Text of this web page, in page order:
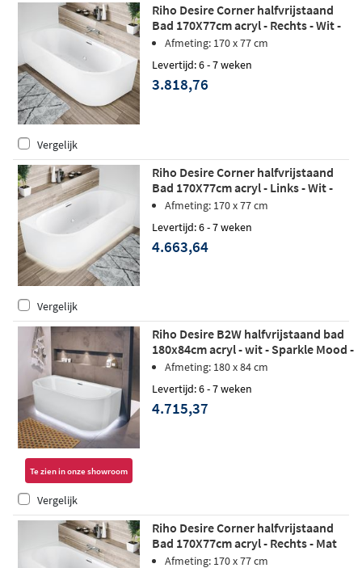
Riho Desire Corner halfvrijstaand
Bad 170X77cm acryl - Rechts - Wit -
Sparkle Mood
Afmeting: 170 x 77 cm
Levertijd: 6 - 7 weken
3.818,76
Vergelijk
Riho Desire Corner halfvrijstaand
Bad 170X77cm acryl - Links - Wit -
Sparkle Mood - Fall - LED verlichtingg
Afmeting: 170 x 77 cm
Levertijd: 6 - 7 weken
4.663,64
Vergelijk
Te zien in onze showroom
Riho Desire B2W halfvrijstaand bad
180x84cm acryl - wit - Sparkle Mood -
Fall - LED verlichting
Afmeting: 180 x 84 cm
Levertijd: 6 - 7 weken
4.715,37
Vergelijk
Riho Desire Corner halfvrijstaand
Bad 170X77cm acryl - Rechts - Mat
Wit - Sparkle Mood
Afmeting: 170 x 77 cm